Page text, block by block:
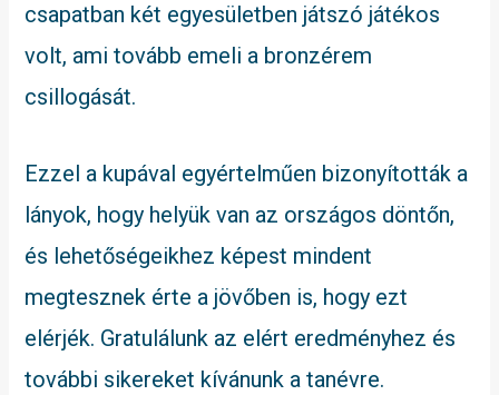
csapatban két egyesületben játszó játékos
volt, ami tovább emeli a bronzérem
csillogását.
Ezzel a kupával egyértelműen bizonyították a
lányok, hogy helyük van az országos döntőn,
és lehetőségeikhez képest mindent
megtesznek érte a jövőben is, hogy ezt
elérjék. Gratulálunk az elért eredményhez és
további sikereket kívánunk a tanévre.